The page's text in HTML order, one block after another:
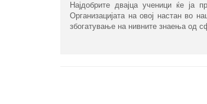
Најдобрите двајца ученици ќе
Организацијата на овој настан во
збогатување на нивните знаења од